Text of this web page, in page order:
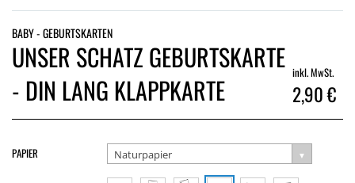
BABY - GEBURTSKARTEN
UNSER SCHATZ GEBURTSKARTE
- DIN LANG KLAPPKARTE
inkl. MwSt.
2,90 €
PAPIER Naturpapier